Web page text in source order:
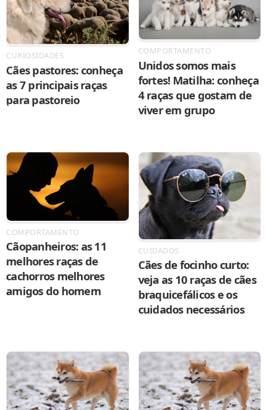
CURIOSIDADES
Cães pastores: conheça
as 7 principais raças
para pastoreio
COMPORTAMENTO
Unidos somos mais
fortes! Matilha: conheça
4 raças que gostam de
viver em grupo
COMPORTAMENTO
Cãopanheiros: as 11
melhores raças de
cachorros melhores
amigos do homem
CUIDADOS
Cães de focinho curto:
veja as 10 raças de cães
braquicefálicos e os
cuidados necessários